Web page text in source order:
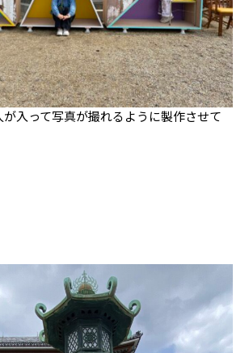
入って写真が撮れるように製作させて